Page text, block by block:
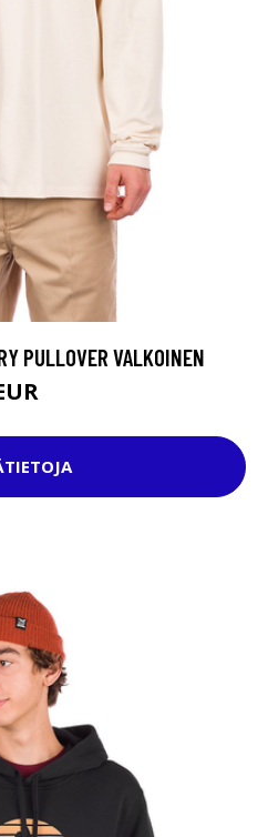
PULLOVER VALKOINEN